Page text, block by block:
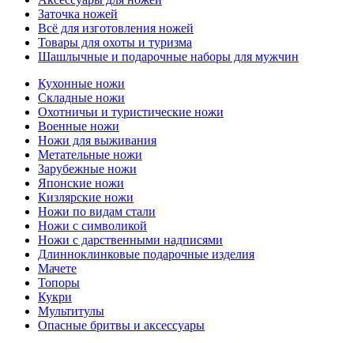
Заточка ножей
Всё для изготовления ножей
Товары для охоты и туризма
Шашлычные и подарочные наборы для мужчин
Кухонные ножи
Складные ножи
Охотничьи и туристические ножи
Военные ножи
Ножи для выживания
Метательные ножи
Зарубежные ножи
Японские ножи
Кизлярские ножи
Ножи по видам стали
Ножи с символикой
Ножи с дарственными надписями
Длинноклинковые подарочные изделия
Мачете
Топоры
Кукри
Мультитулы
Опасные бритвы и аксессуары